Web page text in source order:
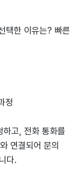
택한 이유는? 빠른
정
하고, 전화 통화를
연결되어 문의
다.